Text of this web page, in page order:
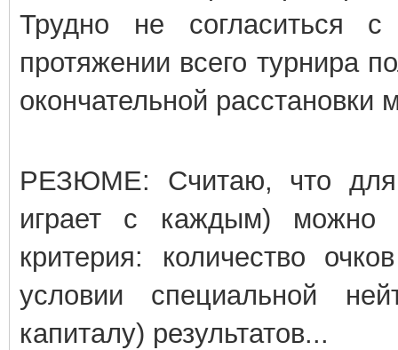
Трудно не согласиться
протяжении всего турнира
окончательной расстановки
РЕЗЮМЕ: Считаю, что для
играет с каждым) можно
критерия: количество
условии специальной
капиталу) результатов...